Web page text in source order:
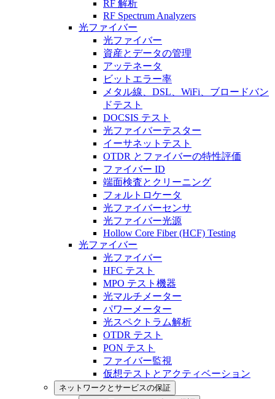
RF 解析
RF Spectrum Analyzers
光ファイバー
光ファイバー
資産とデータの管理
アッテネータ
ビットエラー率
メタル線、DSL、WiFi、ブロードバン
ドテスト
DOCSIS テスト
光ファイバーテスター
イーサネットテスト
OTDR とファイバーの特性評価
ファイバー ID
端面検査とクリーニング
フォルトロケータ
光ファイバーセンサ
光ファイバー光源
Hollow Core Fiber (HCF) Testing
光ファイバー
光ファイバー
HFC テスト
MPO テスト機器
光マルチメーター
パワーメーター
光スペクトラム解析
OTDR テスト
PON テスト
ファイバー監視
仮想テストとアクティベーション
ネットワークとサービスの保証